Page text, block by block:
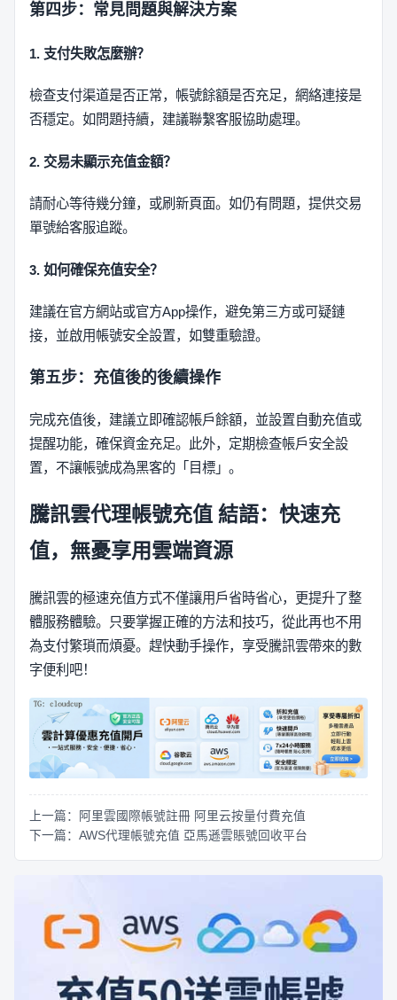
第四步：常見問題與解決方案
1. 支付失敗怎麼辦？
檢查支付渠道是否正常，帳號餘額是否充足，網絡連接是
否穩定。如問題持續，建議聯繫客服協助處理。
2. 交易未顯示充值金額？
請耐心等待幾分鐘，或刷新頁面。如仍有問題，提供交易
單號給客服追蹤。
3. 如何確保充值安全？
建議在官方網站或官方App操作，避免第三方或可疑鏈
接，並啟用帳號安全設置，如雙重驗證。
第五步：充值後的後續操作
完成充值後，建議立即確認帳戶餘額，並設置自動充值或
提醒功能，確保資金充足。此外，定期檢查帳戶安全設
置，不讓帳號成為黑客的「目標」。
騰訊雲代理帳號充值 結語：快速充
值，無憂享用雲端資源
騰訊雲的極速充值方式不僅讓用戶省時省心，更提升了整
體服務體驗。只要掌握正確的方法和技巧，從此再也不用
為支付繁瑣而煩憂。趕快動手操作，享受騰訊雲帶來的數
字便利吧！
上一篇：阿里雲國際帳號註冊 阿里云按量付費充值
下一篇：AWS代理帳號充值 亞馬遜雲賬號回收平台